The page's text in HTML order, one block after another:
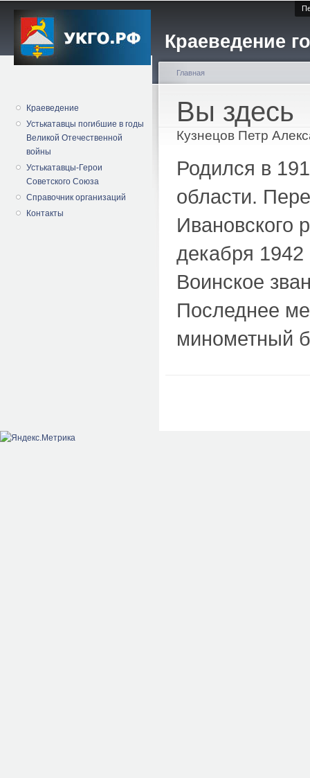
Краеведение
Краеведение
Устькатавцы погибшие в годы
Великой Отечественной
войны
Устькатавцы-Герои
Советского Союза
Справочник организаций
Контакты
Вы здесь
Главная
Кузнецов Петр
Родился в
области.
Ивановского
декабря
Воинское
Последнее
минометный